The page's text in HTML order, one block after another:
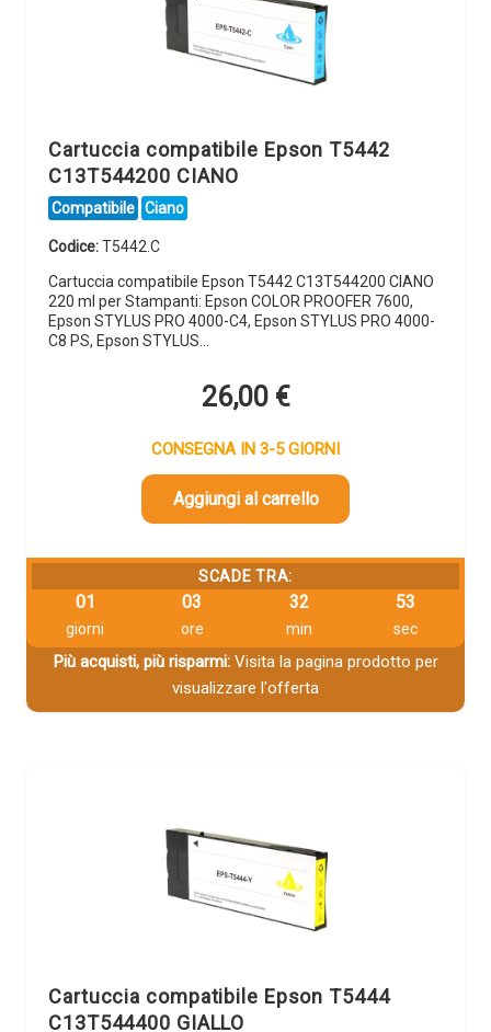
Cartuccia compatibile Epson T5442
C13T544200 CIANO
Compatibile Ciano
Codice:T5442.C
Cartuccia compatibile Epson T5442 C13T544200 CIANO
220 ml per Stampanti: Epson COLOR PROOFER 7600,
Epson STYLUS PRO 4000-C4, Epson STYLUS PRO 4000-
C8 PS, Epson STYLUS…
26,00 €
CONSEGNA IN 3-5 GIORNI
Aggiungi al carrello
SCADE TRA:
01
giorni
03
ore
32
min
53
sec
Più acquisti, più risparmi:Visita la pagina prodotto per
visualizzare l'offerta
Cartuccia compatibile Epson T5444
C13T544400 GIALLO